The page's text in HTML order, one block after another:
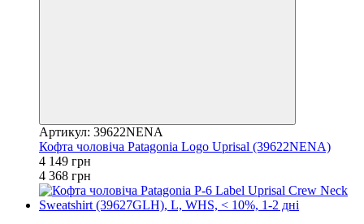
Артикул: 39622NENA
Кофта чоловіча Patagonia Logo Uprisal (39622NENA)
4 149 грн
4 368 грн